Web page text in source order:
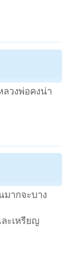
ลวงพ่อคงน่า
มากจะบาง
ะเหรียญ